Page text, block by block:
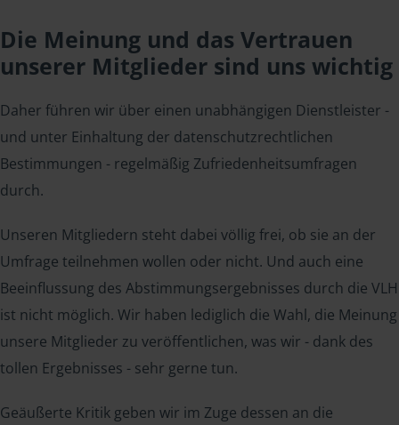
Die Meinung und das Vertrauen
unserer Mitglieder sind uns wichtig
Daher führen wir über einen unabhängigen Dienstleister -
und unter Einhaltung der datenschutzrechtlichen
Bestimmungen - regelmäßig Zufriedenheitsumfragen
durch.
Unseren Mitgliedern steht dabei völlig frei, ob sie an der
Umfrage teilnehmen wollen oder nicht. Und auch eine
Beeinflussung des Abstimmungsergebnisses durch die VLH
ist nicht möglich. Wir haben lediglich die Wahl, die Meinung
unsere Mitglieder zu veröffentlichen, was wir - dank des
tollen Ergebnisses - sehr gerne tun.
Geäußerte Kritik geben wir im Zuge dessen an die